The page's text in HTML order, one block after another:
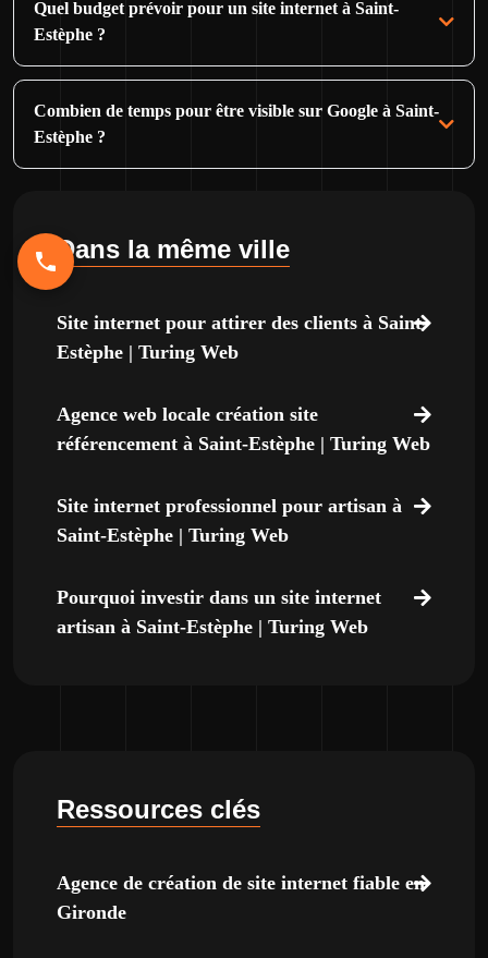
Quel budget prévoir pour un site internet à Saint-
Estèphe ?
Combien de temps pour être visible sur Google à Saint-
Estèphe ?
Dans la même ville
Site internet pour attirer des clients à Saint-
Estèphe | Turing Web
Agence web locale création site
référencement à Saint-Estèphe | Turing Web
Site internet professionnel pour artisan à
Saint-Estèphe | Turing Web
Pourquoi investir dans un site internet
artisan à Saint-Estèphe | Turing Web
Ressources clés
Agence de création de site internet fiable en
Gironde